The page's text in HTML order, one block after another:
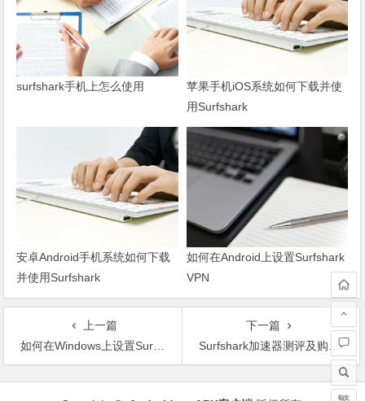
surfshark手机上怎么使用
苹果手机iOS系统如何下载并使
用Surfshark
安卓Android手机系统如何下载
并使用Surfshark
如何在Android上设置Surfshark
VPN
上一篇
如何在Windows上设置Surfshark VPN
下一篇
Surfshark加速器测评及购买指南
文